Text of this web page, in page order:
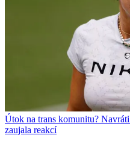
Útok na trans komunitu?
zaujala reakcí